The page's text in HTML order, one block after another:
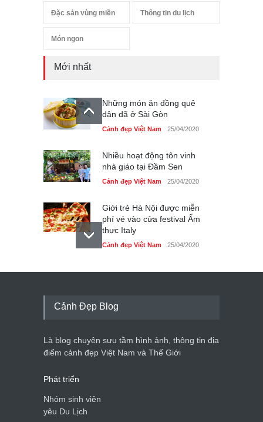
Đặc sản vùng miền Thông tin du lịch
Món ngon
Mới nhất
Những món ăn đồng quê
dân dã ở Sài Gòn
Cảnh đẹp Việt Nam 25/04/2020
Nhiều hoạt động tôn vinh
nhà giáo tại Đầm Sen
Cảnh đẹp Việt Nam 25/04/2020
Giới trẻ Hà Nội được miễn
phí vé vào cửa festival Ẩm
thực Italy
Cảnh đẹp Việt Nam 25/04/2020
Tam giác mạch khoe sắc
du lịch quốc gia
Cảnh đẹp Việt Nam 24/04/2020
Cảnh Đẹp Blog
Là blog chuyên sưu tầm hình ảnh, thông tin địa
điểm cảnh đẹp Việt Nam và Thế Giới
Phát triển
Nhóm sinh viên
yêu Du Lịch